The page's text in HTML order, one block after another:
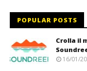
POPULAR POSTS
Crolla il
16/01/